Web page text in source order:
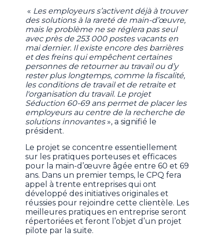
« Les employeurs s’activent déjà à trouver
des solutions à la rareté de main-d’œuvre,
mais le problème ne se réglera pas seul
avec près de 253 000 postes vacants en
mai dernier. Il existe encore des barrières
et des freins qui empêchent certaines
personnes de retourner au travail ou d’y
rester plus longtemps, comme la fiscalité,
les conditions de travail et de retraite et
l'organisation du travail. Le projet
Séduction 60-69 ans permet de placer les
employeurs au centre de la recherche de
solutions innovantes», a signifié le
président.
Le projet se concentre essentiellement
sur les pratiques porteuses et efficaces
pour la main-d’œuvre âgée entre 60 et 69
ans. Dans un premier temps, le CPQ fera
appel à trente entreprises qui ont
développé des initiatives originales et
réussies pour rejoindre cette clientèle. Les
meilleures pratiques en entreprise seront
répertoriées et feront l’objet d’un projet
pilote par la suite.